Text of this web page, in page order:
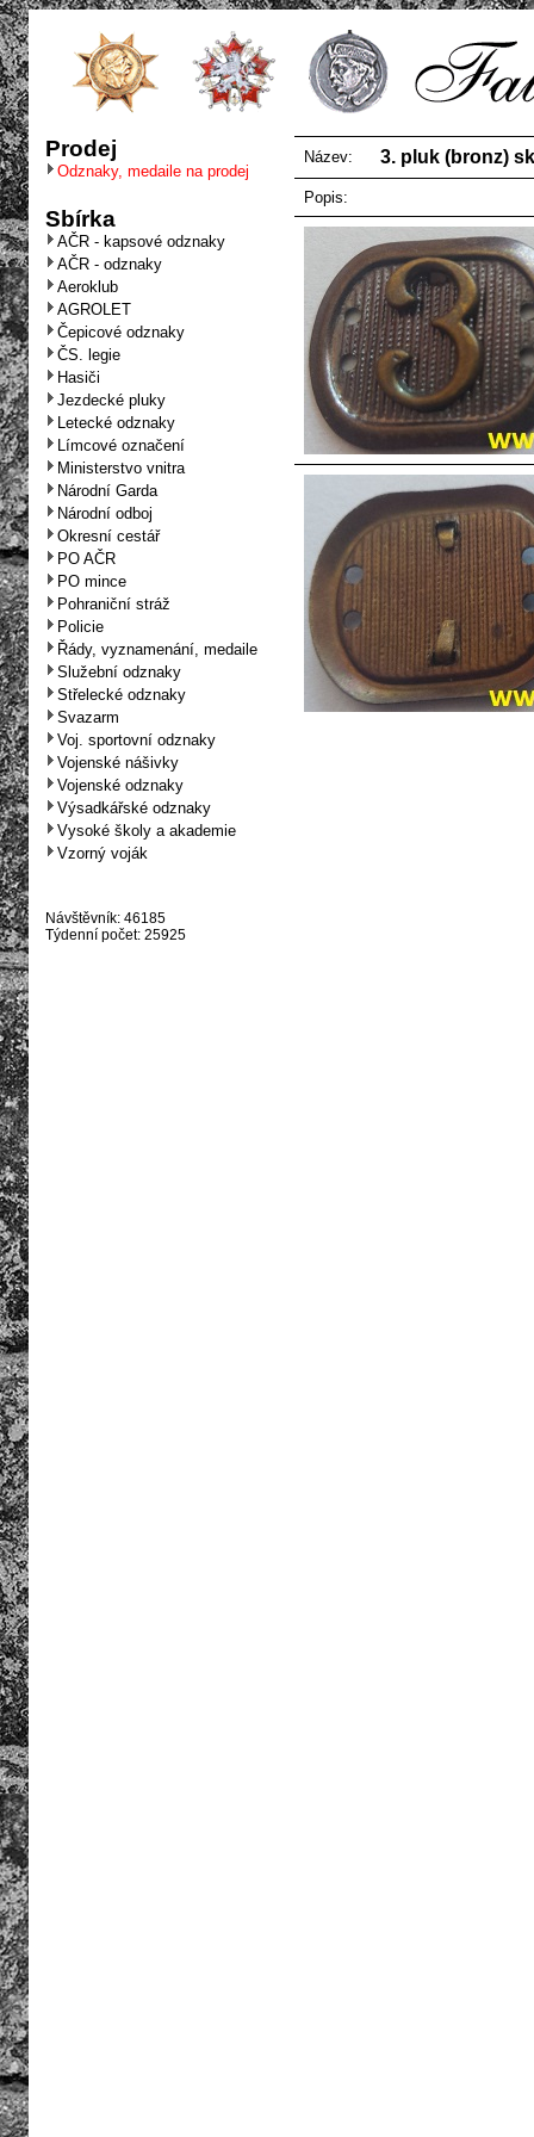
Prodej
Odznaky, medaile na prodej
Sbírka
AČR - kapsové odznaky
AČR - odznaky
Aeroklub
AGROLET
Čepicové odznaky
ČS. legie
Hasiči
Jezdecké pluky
Letecké odznaky
Límcové označení
Ministerstvo vnitra
Národní Garda
Národní odboj
Okresní cestář
PO AČR
PO mince
Pohraniční stráž
Policie
Řády, vyznamenání, medaile
Služební odznaky
Střelecké odznaky
Svazarm
Voj. sportovní odznaky
Vojenské nášivky
Vojenské odznaky
Výsadkářské odznaky
Vysoké školy a akademie
Vzorný voják
Návštěvník: 46185
Týdenní počet: 25925
Název: 3. pluk (bronz)
Popis: